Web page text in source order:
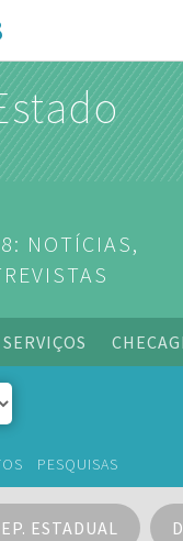
NOTÍCIAS,
SERVIÇOS
PESQUISAS
ESTADUAL